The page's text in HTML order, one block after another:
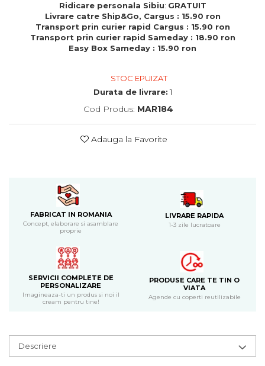
Aromaterapie
Papioane din lemn
Decoratiuni pentru casa
nunti si botezuri
Cadouri pentru profesori
Cadouri pentru parinti
Cadouri pentru EA
Cadouri pentru EL
Cadouri pentru iubit
Cadouri pentru iubita
Cadouri pentru mama
Cadouri pentru tata
Cadouri pentru cea mai buna
Cadouri personalizate pentru nasi
Ridicare personala Sibiu: GRATUIT
Livrare catre Ship&Go, Cargus : 15.90 ron
Transport prin curier rapid Cargus : 15.90 ron
Transport prin curier rapid Sameday : 18.90 ron
Easy Box Sameday : 15.90 ron
STOC EPUIZAT
Durata de livrare: 1
Cod Produs: MAR184
Adauga la Favorite
FABRICAT IN ROMANIA
Concept, elaborare si asamblare
proprie
LIVRARE RAPIDA
1-3 zile lucratoare
SERVICII COMPLETE DE
PERSONALIZARE
Imagineaza-ti un produs si noi il
cream pentru tine!
PRODUSE CARE TE TIN O
VIATA
Agende cu coperti reutilizabile
Descriere